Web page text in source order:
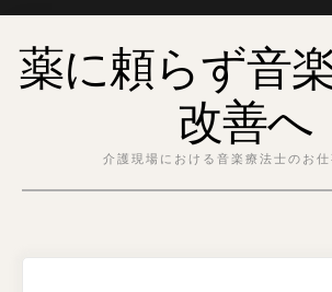
content薬に頼らず音
改善へ
介護現場における音楽療法士のお仕